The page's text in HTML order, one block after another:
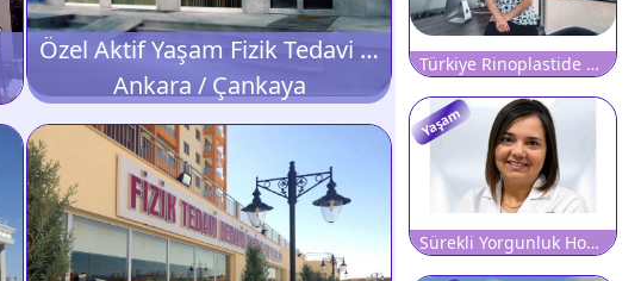
Özel Aktif Yaşam Fizik Tedavi ve Rehabilitasyon Merkezi
Ankara / Çankaya
Türkiye Rinoplastide Dünyada İkinci Sırada Yer Alıyor
Yaşam
Sürekli Yorgunluk Hormonal Hastalıkların Habercisi Olabilir